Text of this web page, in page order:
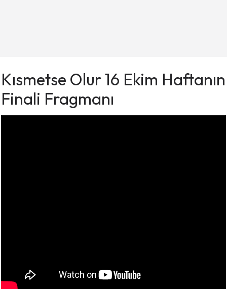
Kısmetse Olur 16 Ekim Haftanın
Finali Fragmanı